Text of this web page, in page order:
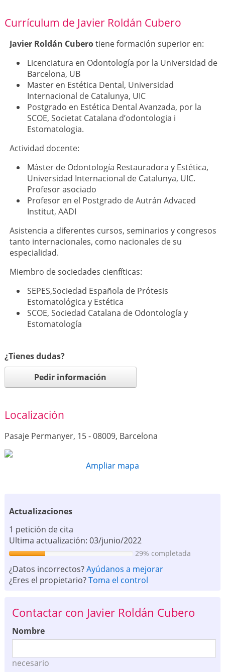
Currículum de Javier Roldán Cubero
Javier Roldán Cuberotiene formación superior en:
Licenciatura en Odontología por la Universidad de
Barcelona, UB
Master en Estética Dental, Universidad
Internacional de Catalunya, UIC
Postgrado en Estética Dental Avanzada, por la
SCOE, Societat Catalana d’odontologia i
Estomatologia.
Actividad docente:
Máster de Odontología Restauradora y Estética,
Universidad Internacional de Catalunya, UIC.
Profesor asociado
Profesor en el Postgrado de Autrán Advaced
Institut, AADI
Asistencia a diferentes cursos, seminarios y congresos
tanto internacionales, como nacionales de su
especialidad.
Miembro de sociedades cienfíticas:
SEPES,Sociedad Española de Prótesis
Estomatológica y Estética
SCOE, Sociedad Catalana de Odontología y
Estomatología
¿Tienes dudas?
Pedir información
Localización
Pasaje Permanyer, 15 - 08009, Barcelona
Ampliar mapa
Actualizaciones
1 petición de cita
Ultima actualización: 03/junio/2022
29% completada
¿Datos incorrectos?Ayúdanos a mejorar
¿Eres el propietario?Toma el control
Contactar con Javier Roldán Cubero
Nombre
necesario